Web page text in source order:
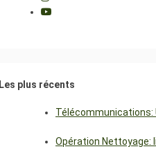
Les plus récents
Télécommunications:
Opération Nettoyage: